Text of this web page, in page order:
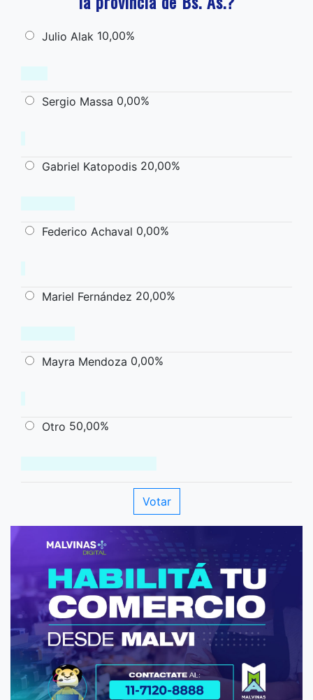
Julio Alak 10,00%
Sergio Massa 0,00%
Gabriel Katopodis 20,00%
Federico Achaval 0,00%
Mariel Fernández 20,00%
Mayra Mendoza 0,00%
Otro 50,00%